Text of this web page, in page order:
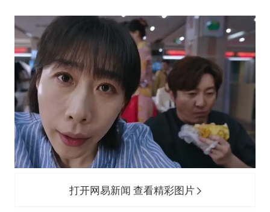
打开网易新闻 查看精彩图片